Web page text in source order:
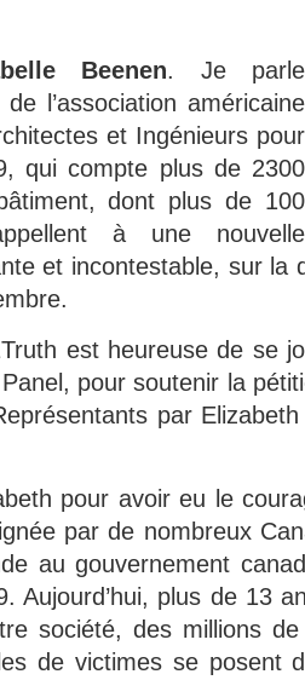
Beenen. Je parle
l’association américaine
et Ingénieurs pour
qui compte plus de 2300
dont plus de 100
à une nouvelle
et incontestable, sur la
est heureuse de se
pour soutenir la
par
pour avoir eu le
par de nombreux
au gouvernement
Aujourd’hui, plus de 13
société, des millions
de victimes se posent